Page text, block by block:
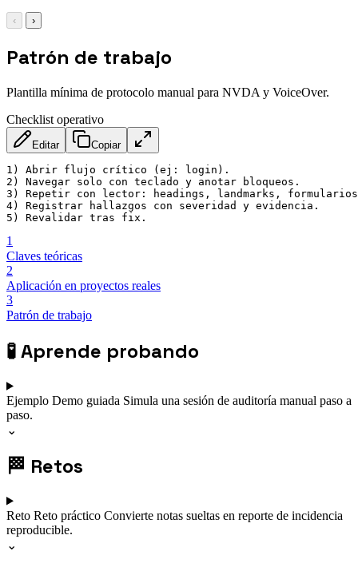
‹ ›
Patrón de trabajo
Plantilla mínima de protocolo manual para NVDA y VoiceOver.
Checklist operativo
Editar Copiar
1) Abrir flujo crítico (ej: login).
2) Navegar solo con teclado y anotar bloqueos.
3) Repetir con lector: headings, landmarks,
4) Registrar hallazgos con severidad y evidencia.
5) Revalidar tras fix.
1
Claves teóricas
2
Aplicación en proyectos reales
3
Patrón de trabajo
🧪Aprende probando
Ejemplo Demo guiada Simula una sesión de auditoría manual paso a
paso.
⌄
🏁 Retos
Reto Reto práctico Convierte notas sueltas en reporte de incidencia
reproducible.
⌄